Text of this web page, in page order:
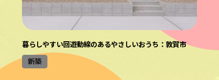
暮らしやすい回遊動線のあるやさしいおうち：敦賀市
新築